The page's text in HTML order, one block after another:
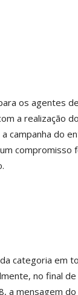
os agentes
a realização
campanha do
categoria em
no final
a mensagem